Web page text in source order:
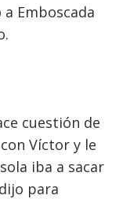
Emboscada
cuestión de
Víctor y le
iba a sacar
para